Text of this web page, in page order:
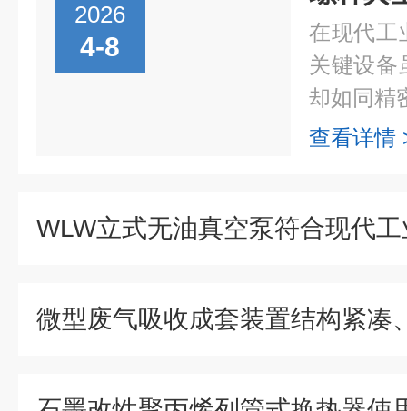
2026
4-8
在现代工
关键设备
却如同精
查看详情
微型废气吸收成套装置结构紧凑